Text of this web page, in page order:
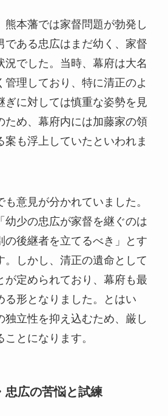
熊本藩では家督問題が勃発し
である忠広はまだ幼く、家督
況でした。当時、幕府は大名
管理しており、特に清正のよ
ぎに対しては慎重な姿勢を見
ため、幕府内には加藤家の領
案も浮上していたといわれま
意見が分かれていました。
幼少の忠広が家督を継ぐのは
の後継者を立てるべき」とす
。しかし、清正の遺命として
が定められており、幕府も最
る形となりました。とはい
独立性を抑え込むため、厳し
とになります。
忠広の苦悩と試練